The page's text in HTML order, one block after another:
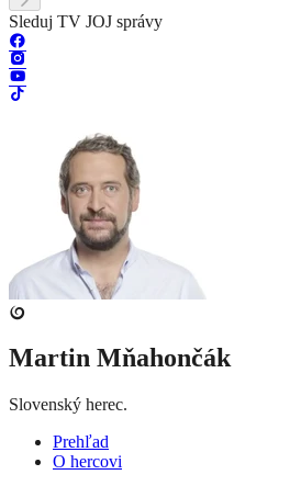
Sleduj TV JOJ správy
Martin Mňahončák
Slovenský herec.
Prehľad
O hercovi